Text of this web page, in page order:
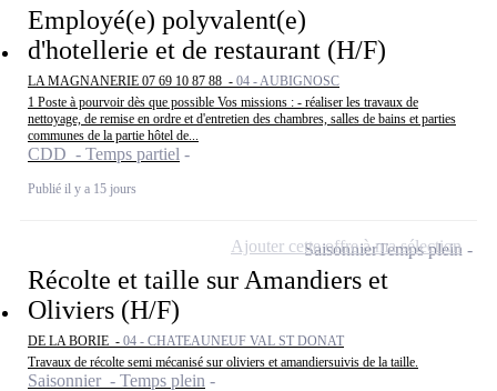
Employé(e) polyvalent(e)
d'hotellerie et de restaurant (H/F)
LA MAGNANERIE 07 69 10 87 88 - 04 - AUBIGNOSC
1 Poste à pourvoir dès que possible Vos missions : - réaliser les travaux de
nettoyage, de remise en ordre et d'entretien des chambres, salles de bains et parties
communes de la partie hôtel de...
CDD - Temps partiel
Publié il y a 15 jours
Récolte et taille sur Amandiers et
Oliviers (H/F)
DE LA BORIE - 04 - CHATEAUNEUF VAL ST DONAT
Travaux de récolte semi mécanisé sur oliviers et amandiersuivis de la taille.
Saisonnier - Temps plein
SaisonnierTemps plein
Ajouter cette offre à ma sélection